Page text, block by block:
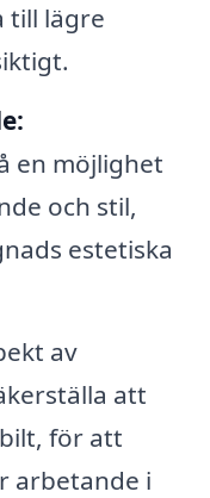
till lägre
en möjlighet
och stil,
estetiska
av
att
för att
arbetande i